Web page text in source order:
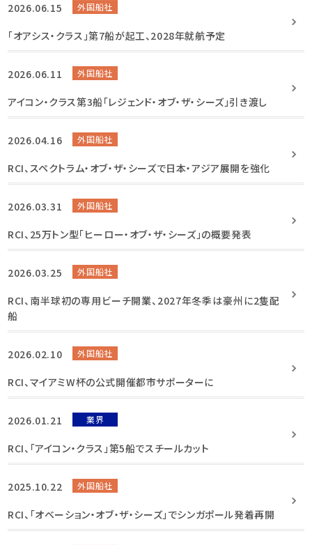
2026.06.15 外国船社
「オアシス・クラス」第7船が起工、2028年就航予定
2026.06.11 外国船社
アイコン・クラス第3船「レジェンド・オブ・ザ・シーズ」引き渡し
2026.04.16 外国船社
RCI、スペクトラム・オブ・ザ・シーズで日本・アジア展開を強化
2026.03.31 外国船社
RCI、25万トン型「ヒーロー・オブ・ザ・シーズ」の概要発表
2026.03.25 外国船社
RCI、南半球初の専用ビーチ開業、2027年冬季は豪州に2隻配
船
2026.02.10 外国船社
RCI、マイアミW杯の公式開催都市サポーターに
2026.01.21 業界
RCI、「アイコン・クラス」第5船でスチールカット
2025.10.22 外国船社
RCI、「オベーション・オブ・ザ・シーズ」でシンガポール発着再開